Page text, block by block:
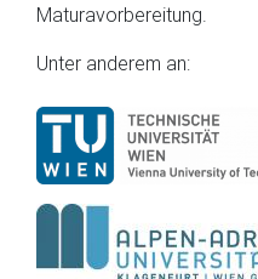
Maturavorbereitung.
Unter anderem an: